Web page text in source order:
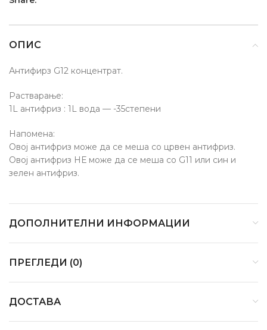
ОПИС
Антифирз G12 концентрат.
Растварање:
1L антифриз : 1L вода — -35степени
Напомена:
Овој антифриз може да се меша со црвен антифриз.
Овој антифриз НЕ може да се меша со G11 или син и
зелен антифриз.
ДОПОЛНИТЕЛНИ ИНФОРМАЦИИ
ПРЕГЛЕДИ (0)
ДОСТАВА